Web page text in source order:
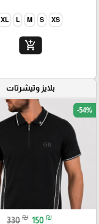
XS
S
M
L
XL
add_shopping_cart
بلايز وتيشرتات
-54%
330 ₪ 150 ₪